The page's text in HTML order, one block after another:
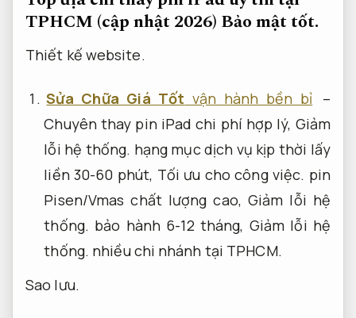
TPHCM (cập nhật 2026) Bảo mật tốt.
Thiết kế website.
Sửa Chữa Giá Tốt vận hành bền bỉ –
Chuyên thay pin iPad chi phí hợp lý, Giảm
lỗi hệ thống. hạng mục dịch vụ kịp thời lấy
liền 30-60 phút, Tối ưu cho công việc. pin
Pisen/Vmas chất lượng cao, Giảm lỗi hệ
thống. bảo hành 6-12 tháng, Giảm lỗi hệ
thống. nhiều chi nhánh tại TPHCM.
Sao lưu.